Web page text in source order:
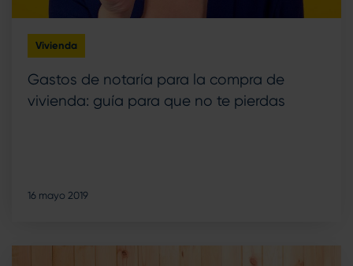
Vivienda
Gastos de notaría para la compra de
vivienda: guía para que no te pierdas
16 mayo 2019